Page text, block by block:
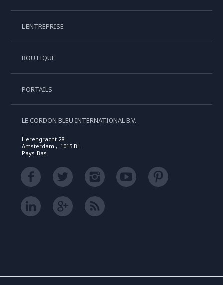
L'ENTREPRISE
BOUTIQUE
PORTAILS
LE CORDON BLEU INTERNATIONAL B.V.
Herengracht 28
Amsterdam , 1015 BL
Pays-Bas